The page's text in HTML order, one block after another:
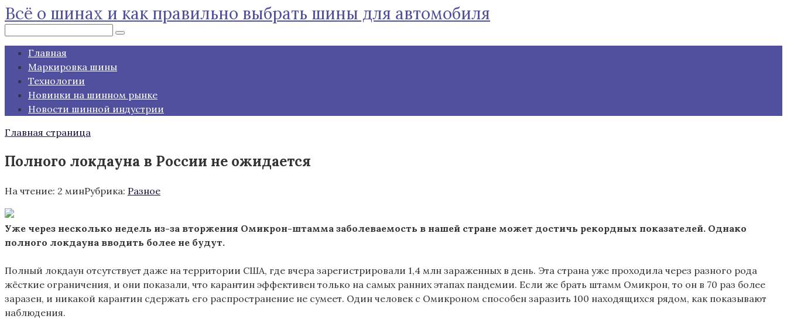
Перейти
к
контенту
Всё о шинах и как правильно выбрать шины для автомобиля
Главная
Маркировка шины
Технологии
Новинки на шинном рынке
Новости шинной индустрии
Главная страница
Полного локдауна в России не ожидается
На чтение: 2 минРубрика: Разное
Уже через несколько недель из-за вторжения Омикрон-штамма заболеваемость в нашей стране может достичь рекордных показателей. Однако
полного локдауна вводить более не будут.
Полный локдаун отсутствует даже на территории США, где вчера зарегистрировали 1,4 млн зараженных в день. Эта страна уже проходила через разного рода
жёсткие ограничения, и они показали, что карантин эффективен только на самых ранних этапах пандемии. Если же брать штамм Омикрон, то он в 70 раз более
заразен, и никакой карантин сдержать его распространение не сумеет. Один человек с Омикроном способен заразить 100 находящихся рядом, как показывают
наблюдения.